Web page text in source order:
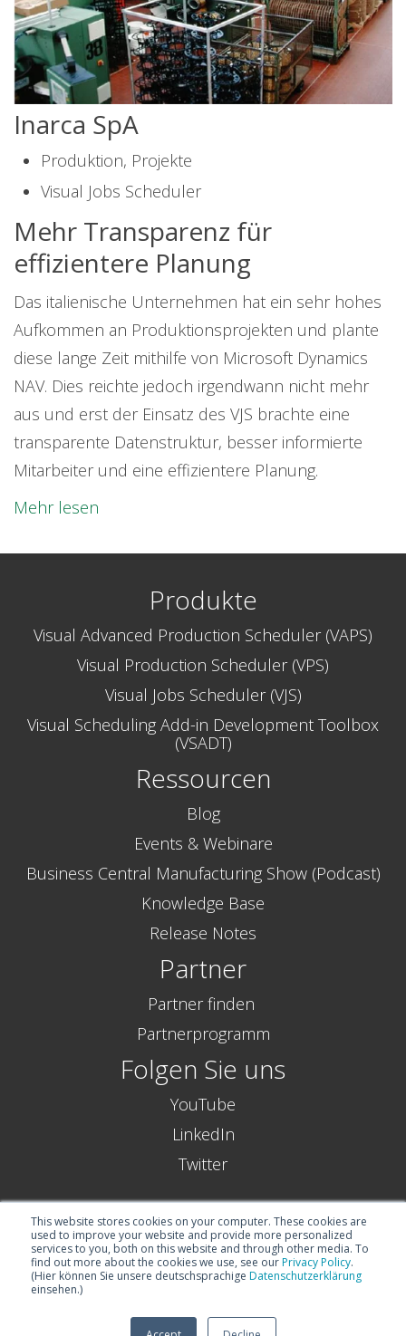
This website stores cookies on your computer. These cookies are
used to improve your website and provide more personalized
services to you, both on this website and through other media. To
find out more about the cookies we use, see ourPrivacy Policy.
(Hier können Sie unsere deutschsprachige Datenschutzerklärung
einsehen.)
Inarca SpA
Produktion, Projekte
Visual Jobs Scheduler
Mehr Transparenz für
effizientere Planung
Das italienische Unternehmen hat ein sehr hohes
Aufkommen an Produktionsprojekten und plante
diese lange Zeit mithilfe von Microsoft Dynamics
NAV. Dies reichte jedoch irgendwann nicht mehr
aus und erst der Einsatz des VJS brachte eine
transparente Datenstruktur, besser informierte
Mitarbeiter und eine effizientere Planung.
Mehr lesen
Produkte
Visual Advanced Production Scheduler (VAPS)
Visual Production Scheduler (VPS)
Visual Jobs Scheduler (VJS)
Visual Scheduling Add-in Development Toolbox
(VSADT)
Ressourcen
Blog
Events & Webinare
Business Central Manufacturing Show (Podcast)
Knowledge Base
Release Notes
Partner
Partner finden
Partnerprogramm
Folgen Sie uns
YouTube
LinkedIn
Twitter
© 2024 NETRONIC Software GmbH |
|
nschutzerklärung